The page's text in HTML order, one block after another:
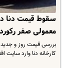
سقوط قیمت دنا
معمولی صفر
کارخانه دنا وارد سایت